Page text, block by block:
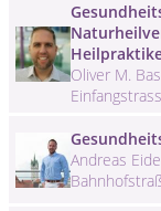
Oliver M.
Andreas